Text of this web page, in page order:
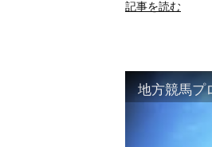
記事を読む
地方競馬プ